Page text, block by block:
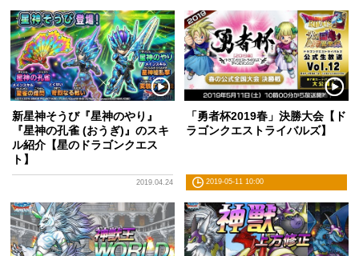
新星神そうび『星神のやり』
『星神の孔雀 (おうぎ)』のスキ
ル紹介【星のドラゴンクエス
ト】
2019.04.24
「勇者杯2019春」決勝大会【ド
ラゴンクエストライバルズ】
2019-05-11 10:00